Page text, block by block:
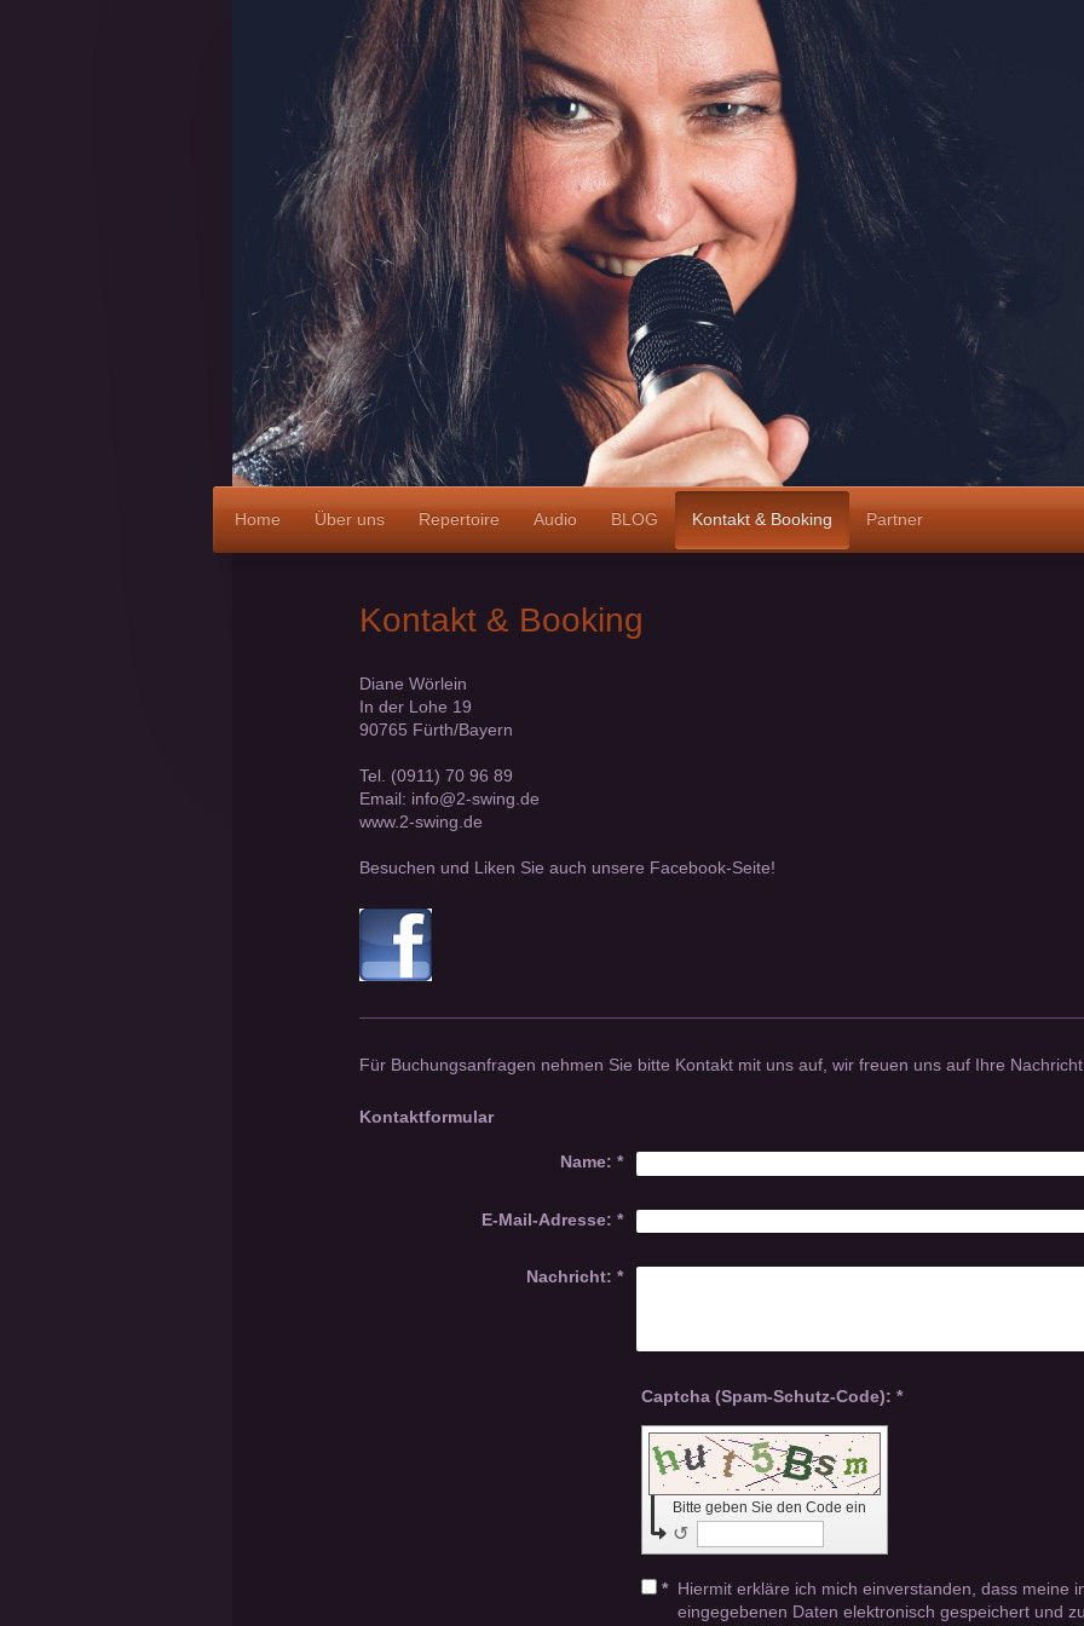
Home Über uns Repertoire Audio BLOG Kontakt & Booking Partner
Kontakt & Booking
Diane Wörlein
In der Lohe 19
90765 Fürth/Bayern
Tel. (0911) 70 96 89
Email: info@2-swing.de
www.2-swing.de
Besuchen und Liken Sie auch unsere Facebook-Seite!
Für Buchungsanfragen nehmen Sie bitte Kontakt mit uns auf, wir freuen uns auf Ihre
Kontaktformular
Name: *
E-Mail-Adresse: *
Nachricht: *
Captcha (Spam-Schutz-Code): *
Bitte geben Sie den Code ein
↺
* Hiermit erkläre ich mich einverstanden, dass meine
eingegebenen Daten elektronisch gespeichert und